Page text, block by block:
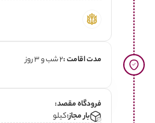
مدت اقامت :2 شب و 3 روز
فرودگاه مقصد:
بار مجاز:کیلو